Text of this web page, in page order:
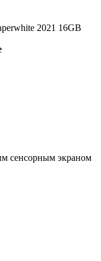
2021 16GB
сенсорным экраном